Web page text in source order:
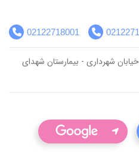
02122718001
شهرداری - بیمارستان شهدای